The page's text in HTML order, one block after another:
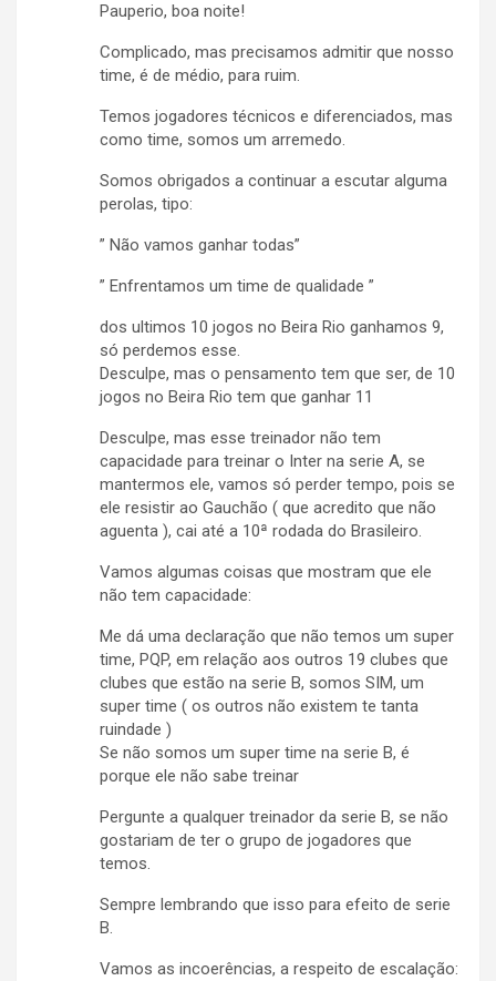
Pauperio, boa noite!
Complicado, mas precisamos admitir que nosso
time, é de médio, para ruim.
Temos jogadores técnicos e diferenciados, mas
como time, somos um arremedo.
Somos obrigados a continuar a escutar alguma
perolas, tipo:
” Não vamos ganhar todas”
” Enfrentamos um time de qualidade ”
dos ultimos 10 jogos no Beira Rio ganhamos 9,
só perdemos esse.
Desculpe, mas o pensamento tem que ser, de 10
jogos no Beira Rio tem que ganhar 11
Desculpe, mas esse treinador não tem
capacidade para treinar o Inter na serie A, se
mantermos ele, vamos só perder tempo, pois se
ele resistir ao Gauchão ( que acredito que não
aguenta ), cai até a 10ª rodada do Brasileiro.
Vamos algumas coisas que mostram que ele
não tem capacidade:
Me dá uma declaração que não temos um super
time, PQP, em relação aos outros 19 clubes que
clubes que estão na serie B, somos SIM, um
super time ( os outros não existem te tanta
ruindade )
Se não somos um super time na serie B, é
porque ele não sabe treinar
Pergunte a qualquer treinador da serie B, se não
gostariam de ter o grupo de jogadores que
temos.
Sempre lembrando que isso para efeito de serie
B.
Vamos as incoerências, a respeito de escalação: